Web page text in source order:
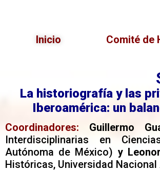
Inicio Comité de
La historiografía y las
Iberoamérica: un
Coordinadores: Guillermo
Interdisciplinarias en
Autónoma de México) y
Históricas, Universidad